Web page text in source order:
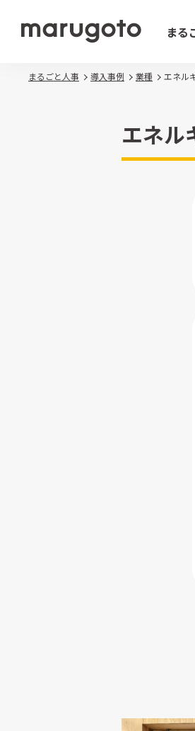
まる
まるごと人事 導入事例 業種 エネル
エネル